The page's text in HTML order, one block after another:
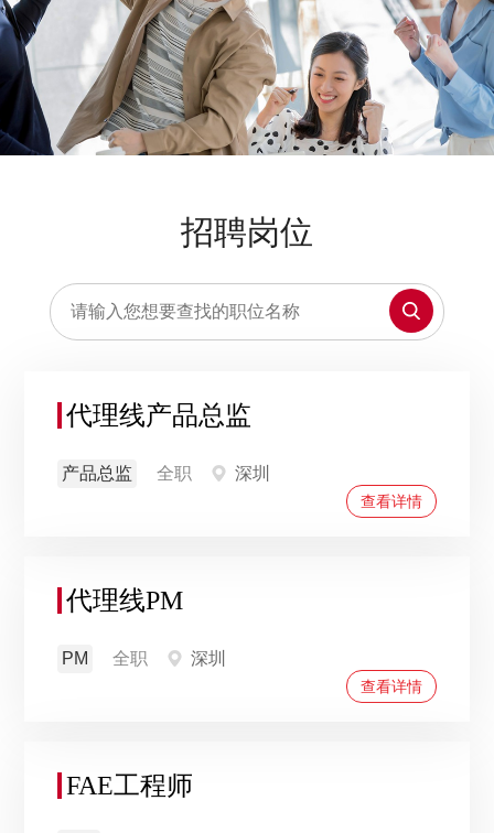
招聘岗位
代理线产品总监
产品总监 全职 深圳
查看详情
代理线PM
PM 全职 深圳
查看详情
FAE工程师